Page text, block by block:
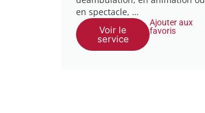
en spectacle, …
Voir le
service
Ajouter aux
favoris